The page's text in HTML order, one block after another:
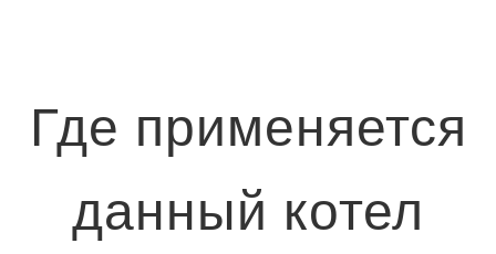
Где применяется
данный котел